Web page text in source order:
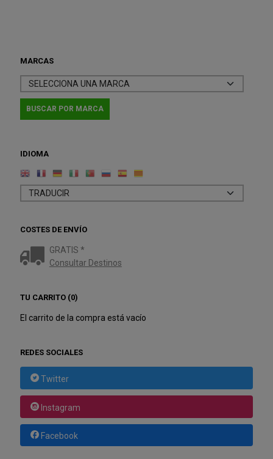
MARCAS
IDIOMA
COSTES DE ENVÍO
GRATIS *
Consultar Destinos
TU CARRITO (0)
El carrito de la compra está vacío
REDES SOCIALES
Twitter
Instagram
Facebook